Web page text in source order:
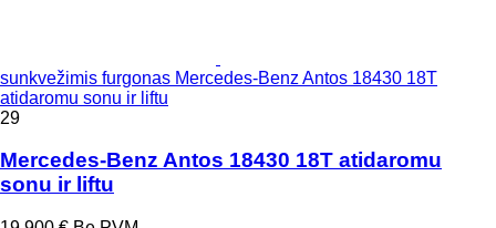
sunkvežimis furgonas Mercedes-Benz Antos 18430 18T
atidaromu sonu ir liftu
29
Mercedes-Benz Antos 18430 18T atidaromu
sonu ir liftu